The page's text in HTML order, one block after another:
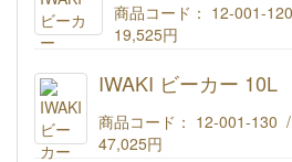
商品コード： 12-001-
19,525円
IWAKI ビーカー 10L
商品コード： 12-001-130
47,025円